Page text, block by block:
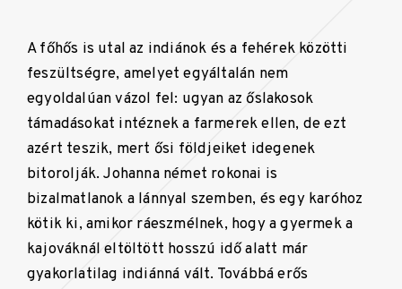
A főhős is utal az indiánok és a fehérek közötti
feszültségre, amelyet egyáltalán nem
egyoldalúan vázol fel: ugyan az őslakosok
támadásokat intéznek a farmerek ellen, de ezt
azért teszik, mert ősi földjeiket idegenek
bitorolják. Johanna német rokonai is
bizalmatlanok a lánnyal szemben, és egy karóhoz
kötik ki, amikor ráeszmélnek, hogy a gyermek a
kajováknál eltöltött hosszú idő alatt már
gyakorlatilag indiánná vált. Továbbá erős